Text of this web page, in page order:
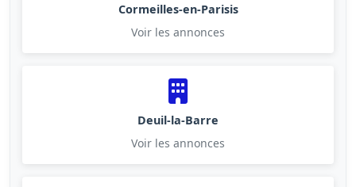
Cormeilles-en-Parisis
Voir les annonces
Deuil-la-Barre
Voir les annonces